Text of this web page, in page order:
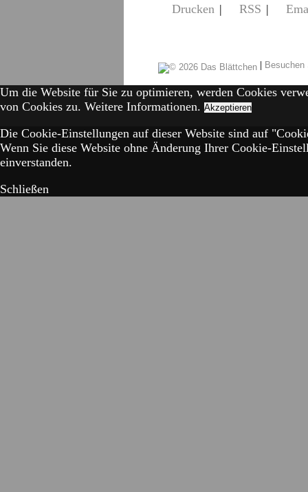
Drucken | RSS |
|
Um die Website für Sie zu optimieren, werden Cookies
von Cookies zu. Weitere Informationen. Akzeptieren
Die Cookie-Einstellungen auf dieser Website sind auf
Wenn Sie diese Website ohne Änderung Ihrer Cookie-
einverstanden.
Schließen